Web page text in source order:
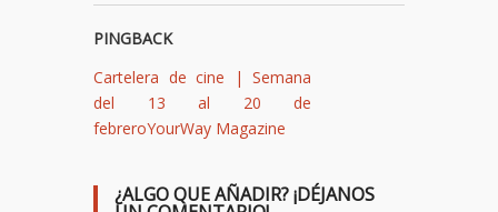
PINGBACK
Cartelera de cine | Semana
del 13 al 20 de
febreroYourWay Magazine
¿ALGO QUE AÑADIR? ¡DÉJANOS